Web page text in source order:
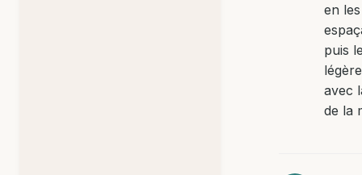
en les
puis
avec
de la